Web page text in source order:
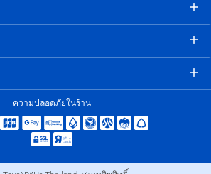
ความปลอดภัยในร้าน